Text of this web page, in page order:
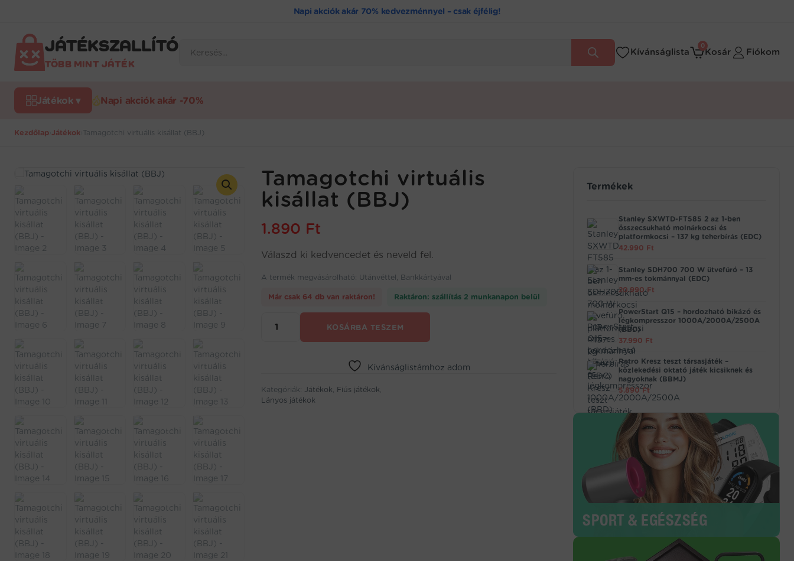
Napi akciók akár 70% kedvezménnyel – csak éjfélig!
JÁTÉKSZALLÍTÓ
TÖBB MINT JÁTÉK
search
Kívánságlista
0
Kosár Fiókom
Játékok ▾ Napi akciók akár -70%
Kezdőlap Játékok Tamagotchi virtuális kisállat (BBJ)
Tamagotchi virtuális
kisállat (BBJ)
1.890 Ft
Válaszd ki kedvencedet és neveld fel.
A termék megvásárolható: Utánvéttel, Bankkártyával
Már csak 64 db van raktáron! Raktáron: szállítás 2 munkanapon belül
virtuális
KOSÁRBA TESZEM
Kívánságlistámhoz adom
Kategóriák: Játékok, Fiús játékok,
Lányos játékok
Termékek
Stanley SXWTD-FT585 2 az 1-ben
összecsukható molnárkocsi és
platformkocsi – 137 kg teherbírás (EDC)
42.990 Ft
Stanley SDH700 700 W ütvefúró – 13
mm-es tokmánnyal (EDC)
20.990Ft
PowerStart Q15 – hordozható bikázó és
légkompresszor 1000A/2000A/2500A
(BBD)
37.990 Ft
Retro Kresz teszt társasjáték –
közlekedési oktató játék kicsiknek és
nagyoknak (BBMJ)
5.890Ft
SPORT & EGÉSZSÉG